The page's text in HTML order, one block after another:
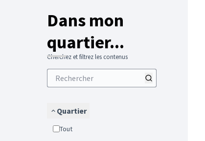
Dans mon
quartier...
Cherchez et filtrez les contenus
Quartier
Tout